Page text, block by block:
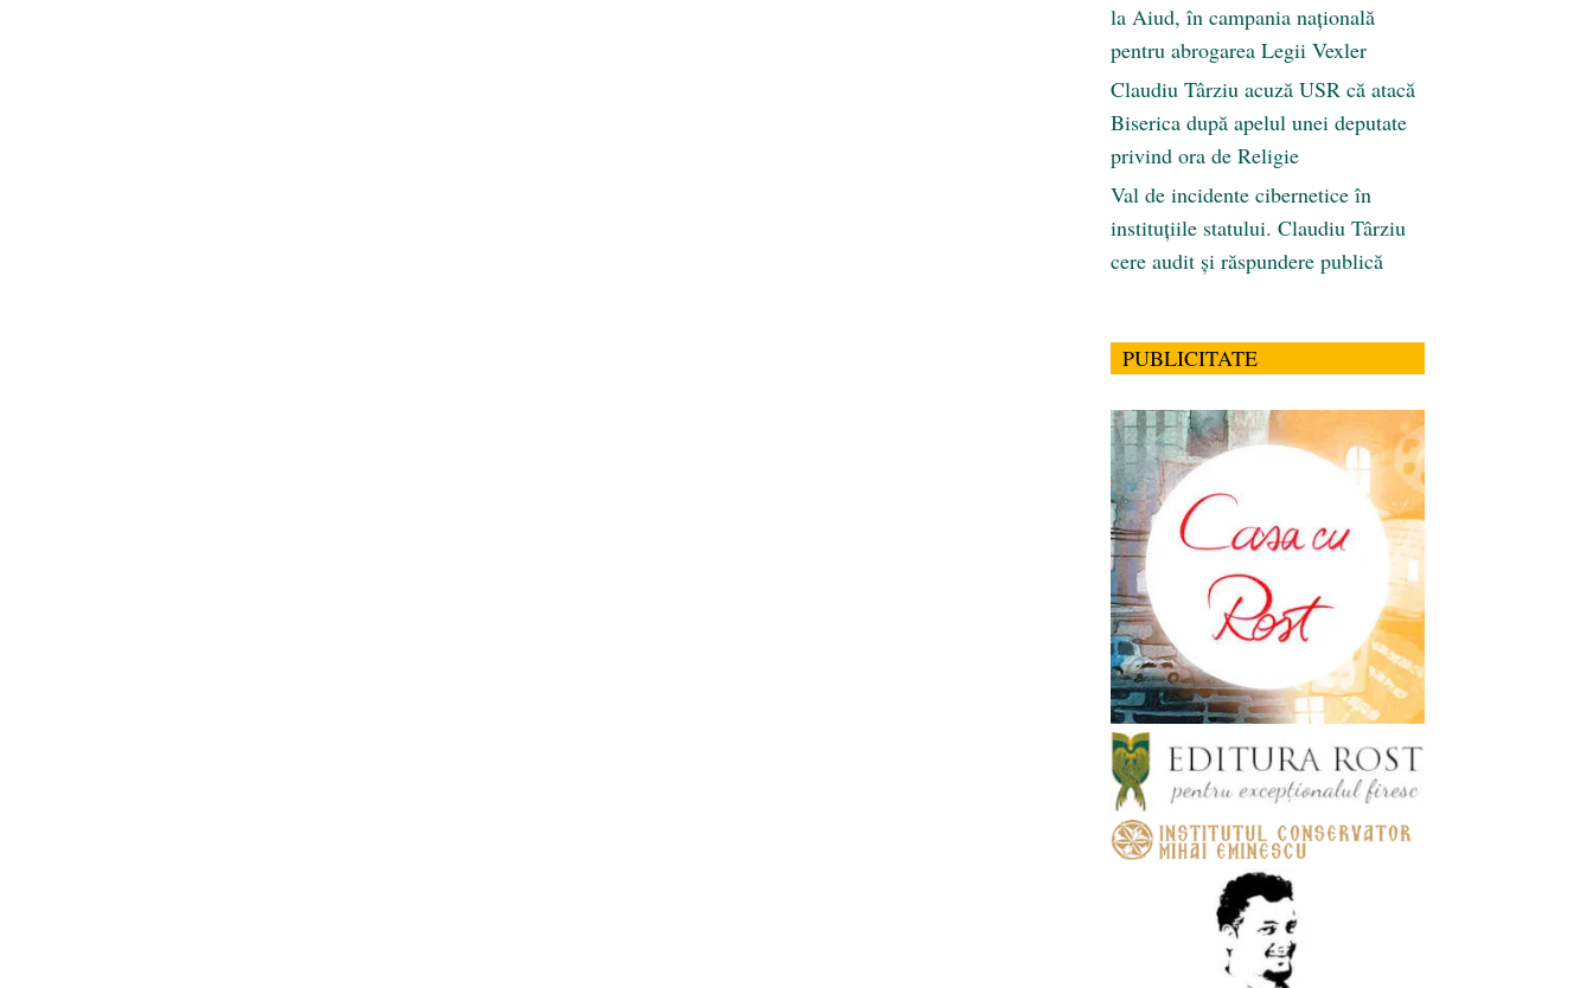
la Aiud, în campania națională
pentru abrogarea Legii Vexler
Claudiu Târziu acuză USR că atacă
Biserica după apelul unei deputate
privind ora de Religie
Val de incidente cibernetice în
instituțiile statului. Claudiu Târziu
cere audit și răspundere publică
PUBLICITATE